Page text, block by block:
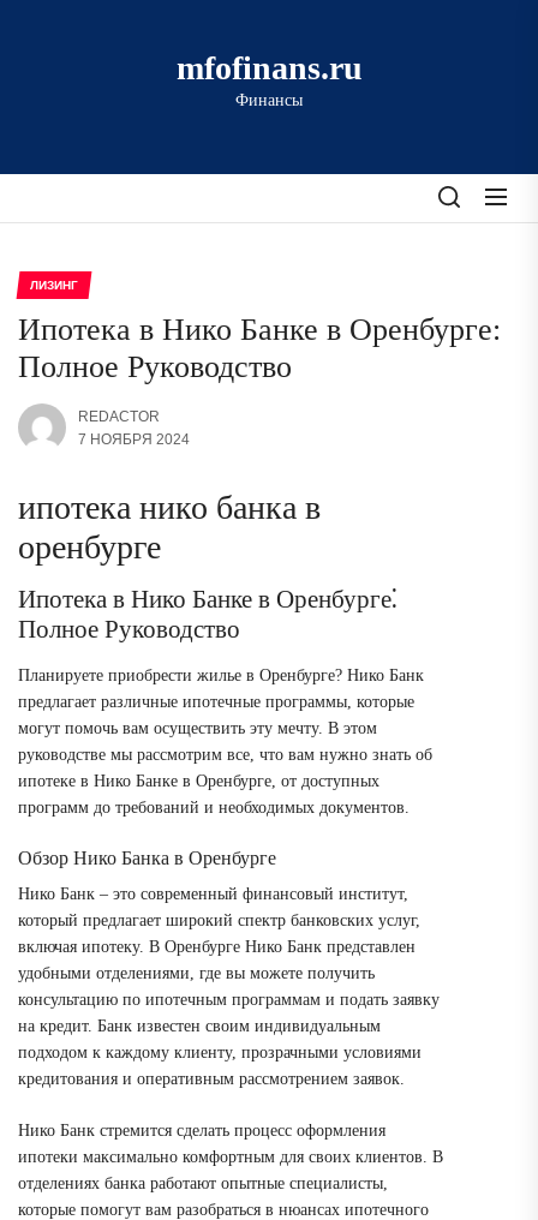
mfofinans.ru
Финансы
ЛИЗИНГ
Ипотека в Нико Банке в Оренбурге:
Полное Руководство
REDACTOR
7 НОЯБРЯ 2024
ипотека нико банка в
оренбурге
Ипотека в Нико Банке в Оренбурге⁚
Полное Руководство
Планируете приобрести жилье в Оренбурге? Нико Банк
предлагает различные ипотечные программы, которые
могут помочь вам осуществить эту мечту. В этом
руководстве мы рассмотрим все, что вам нужно знать об
ипотеке в Нико Банке в Оренбурге, от доступных
программ до требований и необходимых документов.
Обзор Нико Банка в Оренбурге
Нико Банк – это современный финансовый институт,
который предлагает широкий спектр банковских услуг,
включая ипотеку. В Оренбурге Нико Банк представлен
удобными отделениями, где вы можете получить
консультацию по ипотечным программам и подать заявку
на кредит. Банк известен своим индивидуальным
подходом к каждому клиенту, прозрачными условиями
кредитования и оперативным рассмотрением заявок.
Нико Банк стремится сделать процесс оформления
ипотеки максимально комфортным для своих клиентов. В
отделениях банка работают опытные специалисты,
которые помогут вам разобраться в нюансах ипотечного